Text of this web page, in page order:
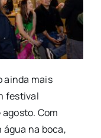
ainda mais
festival
Com
água na boca,